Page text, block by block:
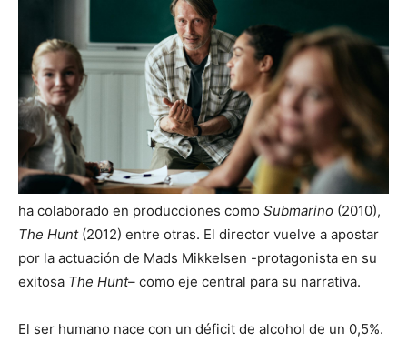
ha colaborado en producciones como Submarino (2010),
The Hunt(2012) entre otras. El director vuelve a apostar
por la actuación de Mads Mikkelsen -protagonista en su
exitosa The Hunt– como eje central para su narrativa.
El ser humano nace con un déficit de alcohol de un 0,5%.